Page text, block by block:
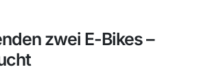
zwei E-Bikes –